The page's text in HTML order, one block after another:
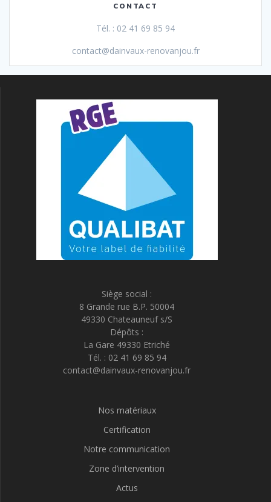
CONTACT
Tél. : 02 41 69 85 94
contact@dainvaux-renovanjou.fr
Siège social :
8 Grande rue B.P. 50004
49330 Chateauneuf s/S
Dépôts :
La Gare 49330 Etriché
Tél. : 02 41 69 85 94
contact@dainvaux-renovanjou.fr
Nos matériaux
Certification
Notre communication
Zone d’intervention
Actus